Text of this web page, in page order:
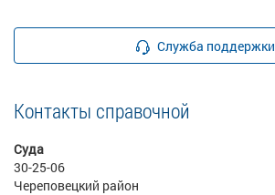
Служба поддержки
Контакты справочной
Суда
30-25-06
Череповецкий район